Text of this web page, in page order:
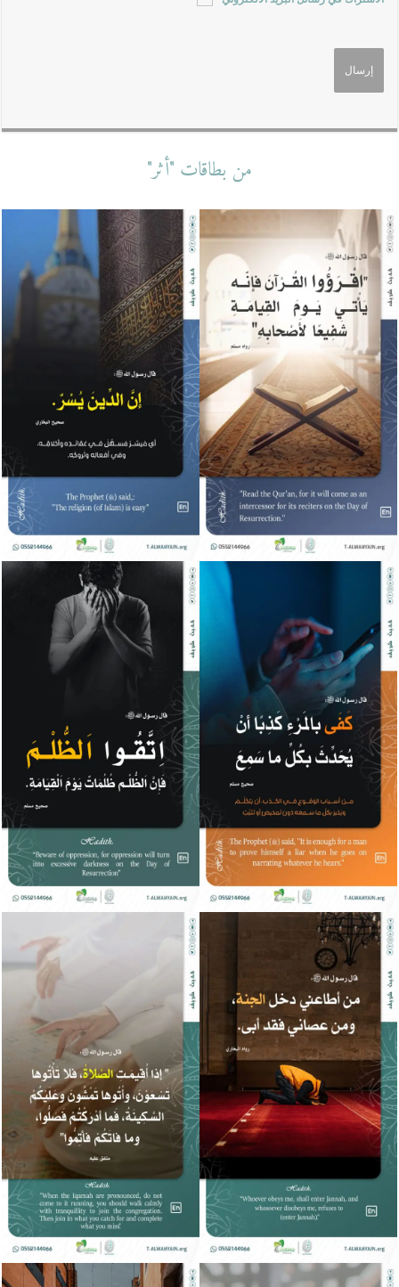
من بطاقات "أثر"